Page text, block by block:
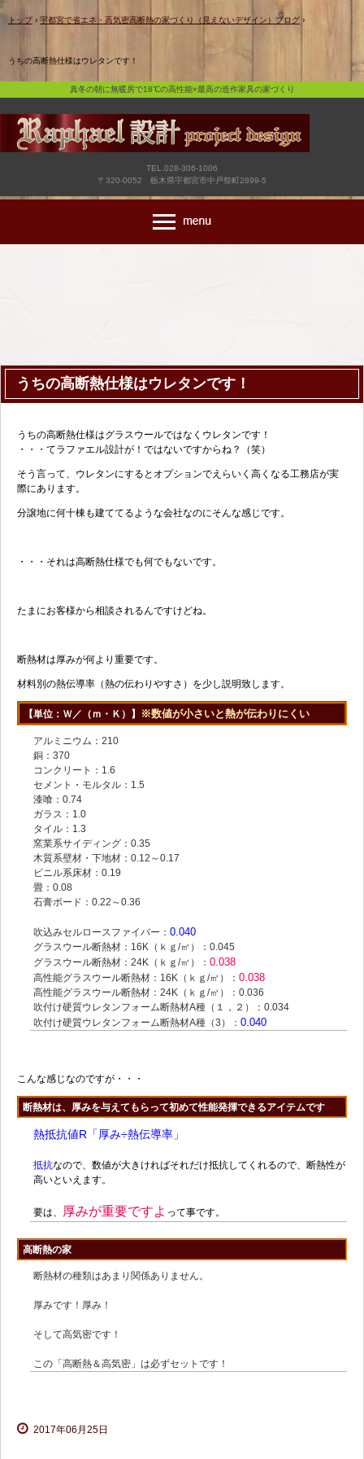
真冬の朝に無暖房で18℃の高性能×最高の造作家具の家づくり
トップ › 宇都宮で省エネ・高気密高断熱の家づくり（見えないデザイン）ブログ ›
うちの高断熱仕様はウレタンです！
真冬の朝に無暖房で18℃の高性能×最高の造作家具の家づくり
TEL.028-306-1006
〒320-0052 栃木県宇都宮市中戸祭町2899-5
うちの高断熱仕様はウレタンです！
うちの高断熱仕様はグラスウールではなくウレタンです！
・・・てラファエル設計が！ではないですからね？（笑）
そう言って、ウレタンにするとオプションでえらいく高くなる工務店が実
際にあります。
分譲地に何十棟も建ててるような会社なのにそんな感じです。
・・・それは高断熱仕様でも何でもないです。
たまにお客様から相談されるんですけどね。
断熱材は厚みが何より重要です。
材料別の熱伝導率（熱の伝わりやすさ）を少し説明致します。
【単位：Ｗ／（ｍ・Ｋ）】 ※数値が小さいと熱が伝わりにくい
アルミニウム：210
銅：370
コンクリート：1.6
セメント・モルタル：1.5
漆喰：0.74
ガラス：1.0
タイル：1.3
窯業系サイディング：0.35
木質系壁材・下地材：0.12～0.17
ビニル系床材：0.19
畳：0.08
石膏ボード：0.22～0.36
吹込みセルロースファイバー： 0.040
グラスウール断熱材：16K（ｋｇ/㎥）：0.045
グラスウール断熱材：24K（ｋｇ/㎥）： 0.038
高性能グラスウール断熱材：16K（ｋｇ/㎥）： 0.038
高性能グラスウール断熱材：24K（ｋｇ/㎥）：0.036
吹付け硬質ウレタンフォーム断熱材A種（１，２）：0.034
吹付け硬質ウレタンフォーム断熱材A種（3）： 0.040
こんな感じなのですが・・・
断熱材は、厚みを与えてもらって初めて性能発揮できるアイテムです
熱抵抗値R「厚み÷熱伝導率」
抵抗なので、数値が大きければそれだけ抵抗してくれるので、断熱性が
高いといえます。
要は、 厚みが重要ですよ って事です。
高断熱の家
断熱材の種類はあまり関係ありません。
厚みです！厚み！
そして高気密です！
この「高断熱＆高気密」は必ずセットです！
2017年06月25日